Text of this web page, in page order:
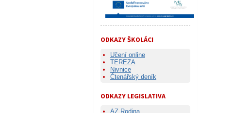
ODKAZY ŠKOLÁCI
Učení online
TEREZA
Nivnice
Čtenářský deník
ODKAZY LEGISLATIVA
AZ Rodina